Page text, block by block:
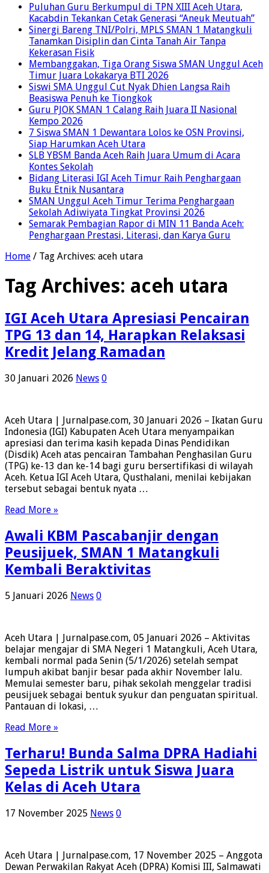
Puluhan Guru Berkumpul di TPN XIII Aceh Utara,
Kacabdin Tekankan Cetak Generasi “Aneuk Meutuah”
Sinergi Bareng TNI/Polri, MPLS SMAN 1 Matangkuli
Tanamkan Disiplin dan Cinta Tanah Air Tanpa
Kekerasan Fisik
Membanggakan, Tiga Orang Siswa SMAN Unggul Aceh
Timur Juara Lokakarya BTI 2026
Siswi SMA Unggul Cut Nyak Dhien Langsa Raih
Beasiswa Penuh ke Tiongkok
Guru PJOK SMAN 1 Calang Raih Juara II Nasional
Kempo 2026
7 Siswa SMAN 1 Dewantara Lolos ke OSN Provinsi,
Siap Harumkan Aceh Utara
SLB YBSM Banda Aceh Raih Juara Umum di Acara
Kontes Sekolah
Bidang Literasi IGI Aceh Timur Raih Penghargaan
Buku Etnik Nusantara
SMAN Unggul Aceh Timur Terima Penghargaan
Sekolah Adiwiyata Tingkat Provinsi 2026
Semarak Pembagian Rapor di MIN 11 Banda Aceh:
Penghargaan Prestasi, Literasi, dan Karya Guru
Home / Tag Archives: aceh utara
Tag Archives: aceh utara
IGI Aceh Utara Apresiasi Pencairan
TPG 13 dan 14, Harapkan Relaksasi
Kredit Jelang Ramadan
30 Januari 2026 News 0
Aceh Utara | Jurnalpase.com, 30 Januari 2026 – Ikatan Guru
Indonesia (IGI) Kabupaten Aceh Utara menyampaikan
apresiasi dan terima kasih kepada Dinas Pendidikan
(Disdik) Aceh atas pencairan Tambahan Penghasilan Guru
(TPG) ke-13 dan ke-14 bagi guru bersertifikasi di wilayah
Aceh. Ketua IGI Aceh Utara, Qusthalani, menilai kebijakan
tersebut sebagai bentuk nyata …
Read More »
Awali KBM Pascabanjir dengan
Peusijuek, SMAN 1 Matangkuli
Kembali Beraktivitas
5 Januari 2026 News 0
Aceh Utara | Jurnalpase.com, 05 Januari 2026 – Aktivitas
belajar mengajar di SMA Negeri 1 Matangkuli, Aceh Utara,
kembali normal pada Senin (5/1/2026) setelah sempat
lumpuh akibat banjir besar pada akhir November lalu.
Memulai semester baru, pihak sekolah menggelar tradisi
peusijuek sebagai bentuk syukur dan penguatan spiritual.
Pantauan di lokasi, …
Read More »
Terharu! Bunda Salma DPRA Hadiahi
Sepeda Listrik untuk Siswa Juara
Kelas di Aceh Utara
17 November 2025 News 0
Aceh Utara | Jurnalpase.com, 17 November 2025 – Anggota
Dewan Perwakilan Rakyat Aceh (DPRA) Komisi III, Salmawati